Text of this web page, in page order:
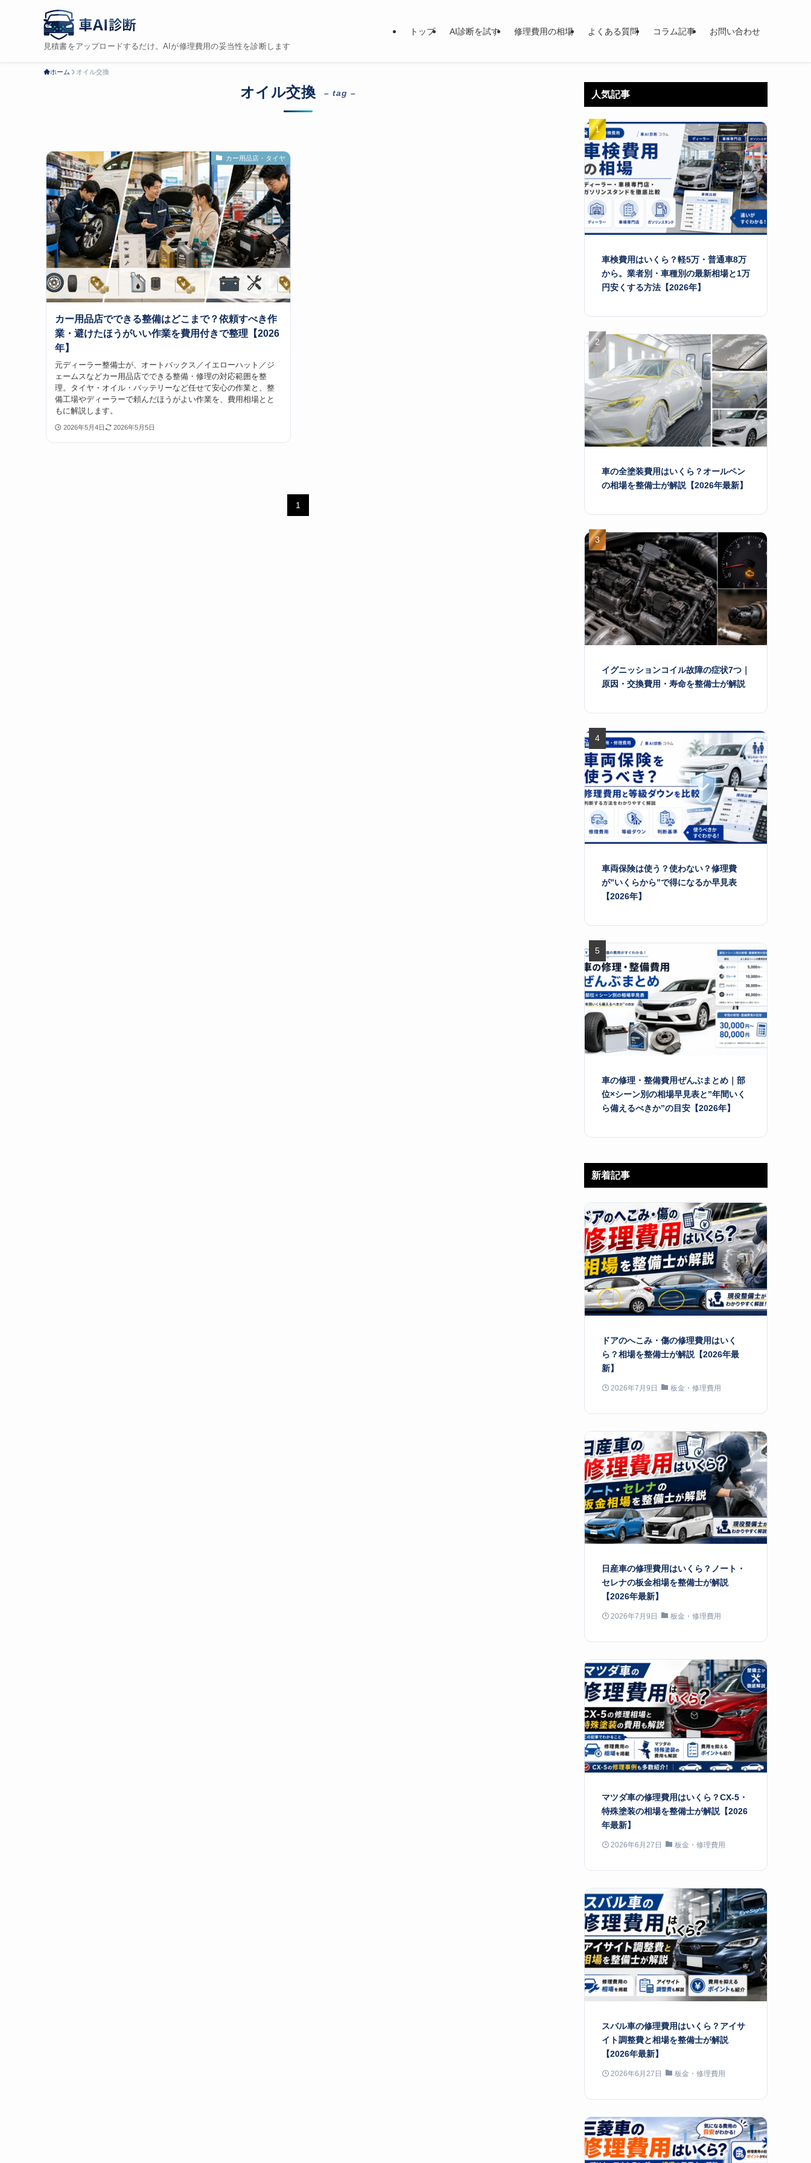
見積書をアップロードするだけ。AIが修理費用の妥当性を診断します
トップ AI診断を試す 修理費用の相場 よくある質問 コラム記事 お問い合わせ
ホーム オイル交換
オイル交換 – tag –
カー用品店・タイヤ
カー用品店でできる整備はどこまで？依頼すべき作
業・避けたほうがいい作業を費用付きで整理【2026
年】
元ディーラー整備士が、オートバックス／イエローハット／ジ
ェームスなどカー用品店でできる整備・修理の対応範囲を整
理。タイヤ・オイル・バッテリーなど任せて安心の作業と、整
備工場やディーラーで頼んだほうがよい作業を、費用相場とと
もに解説します。
2026年5月4日 2026年5月5日
1
人気記事
車検費用はいくら？軽5万・普通車8万
から。業者別・車種別の最新相場と1万
円安くする方法【2026年】
車の全塗装費用はいくら？オールペン
の相場を整備士が解説【2026年最新】
イグニッションコイル故障の症状7つ｜
原因・交換費用・寿命を整備士が解説
車両保険は使う？使わない？修理費
が”いくらから”で得になるか早見表
【2026年】
車の修理・整備費用ぜんぶまとめ｜部
位×シーン別の相場早見表と”年間いく
ら備えるべきか”の目安【2026年】
新着記事
ドアのへこみ・傷の修理費用はいく
ら？相場を整備士が解説【2026年最
新】
2026年7月9日 板金・修理費用
日産車の修理費用はいくら？ノート・
セレナの板金相場を整備士が解説
【2026年最新】
2026年7月9日 板金・修理費用
マツダ車の修理費用はいくら？CX-5・
特殊塗装の相場を整備士が解説【2026
年最新】
2026年6月27日 板金・修理費用
スバル車の修理費用はいくら？アイサ
イト調整費と相場を整備士が解説
【2026年最新】
2026年6月27日 板金・修理費用